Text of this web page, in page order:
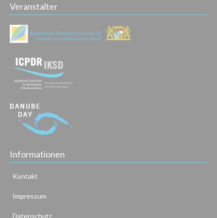
Veranstalter
Informationen
Kontakt
Impressum
Datenschutz